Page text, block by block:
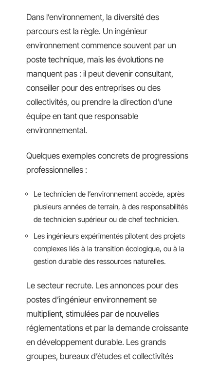
Dans l’environnement, la diversité des
parcours est la règle. Un ingénieur
environnement commence souvent par un
poste technique, mais les évolutions ne
manquent pas : il peut devenir consultant,
conseiller pour des entreprises ou des
collectivités, ou prendre la direction d’une
équipe en tant que responsable
environnemental.
Quelques exemples concrets de progressions
professionnelles :
Le technicien de l’environnement accède, après
plusieurs années de terrain, à des responsabilités
de technicien supérieur ou de chef technicien.
Les ingénieurs expérimentés pilotent des projets
complexes liés à la transition écologique, ou à la
gestion durable des ressources naturelles.
Le secteur recrute. Les annonces pour des
postes d’ingénieur environnement se
multiplient, stimulées par de nouvelles
réglementations et par la demande croissante
en développement durable. Les grands
groupes, bureaux d’études et collectivités